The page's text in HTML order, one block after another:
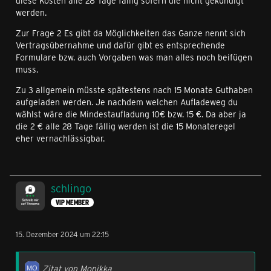
werden.
Zur Frage 2 Es gibt da Möglichkeiten das Ganze nennt sich
Vertragsübernahme und dafür gibt es entsprechende
Formulare bzw. auch Vorgaben was man alles noch beifügen
muss.
Zu 3 allgemein müsste spätestens nach 15 Monate Guthaben
aufgeladen werden. Je nachdem welchen Aufladeweg du
wählst wäre die Mindestaufladung 10€ bzw. 15 €. Da aber ja
die 2 € alle 28 Tage fällig werden ist die 15 Monateregel
eher vernachlässigbar.
schlingo
VIP MEMBER
15. Dezember 2024 um 22:15
Zitat von Monikka